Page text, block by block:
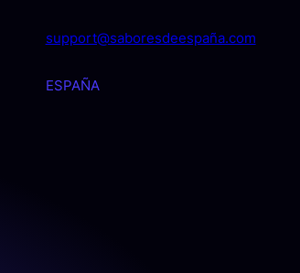
support@saboresdeespaña.com
ESPAÑA